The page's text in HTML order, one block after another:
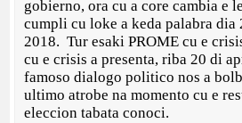
gobierno, ora cu a core cambia e
cumpli cu loke a keda palabra dia
2018. Tur esaki PROME cu e
cu e crisis a presenta, riba 20 di
famoso dialogo politico nos a
ultimo atrobe na momento cu e
eleccion tabata conoci.